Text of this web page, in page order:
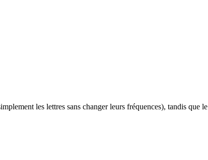
les lettres sans changer leurs fréquences), tandis que le